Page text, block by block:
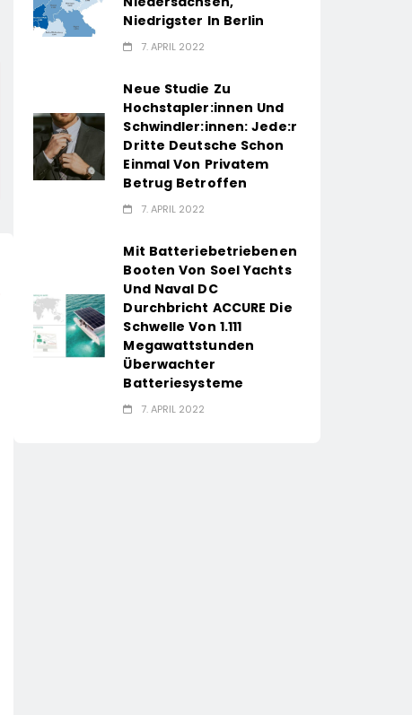
Niedrigster In Berlin
7. APRIL 2022
Neue Studie Zu
Hochstapler:innen Und
Schwindler:innen: Jede:r
Dritte Deutsche Schon
Einmal Von Privatem
Betrug Betroffen
7. APRIL 2022
Mit Batteriebetriebenen
Booten Von Soel Yachts
Und Naval DC
Durchbricht ACCURE Die
Schwelle Von 1.111
Megawattstunden
Überwachter
Batteriesysteme
7. APRIL 2022